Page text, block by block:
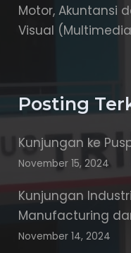
Motor, Akuntansi
Visual
Posting
Kunjungan ke
November 15, 2024
Kunjungan
Manufacturing
November 14, 2024